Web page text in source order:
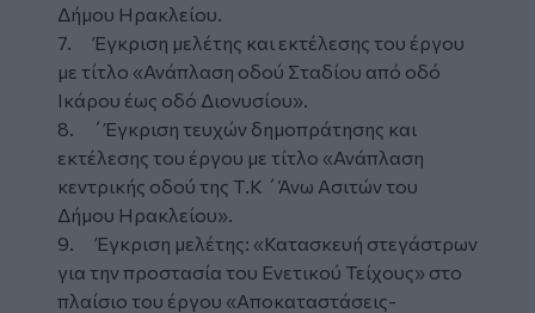
Δήμου Ηρακλείου.
7. Έγκριση μελέτης και εκτέλεσης του έργου
με τίτλο «Ανάπλαση οδού Σταδίου από οδό
Ικάρου έως οδό Διονυσίου».
8. ΄Έγκριση τευχών δημοπράτησης και
εκτέλεσης του έργου με τίτλο «Ανάπλαση
κεντρικής οδού της Τ.Κ ΄Άνω Ασιτών του
Δήμου Ηρακλείου».
9. Έγκριση μελέτης: «Κατασκευή στεγάστρων
για την προστασία του Ενετικού Τείχους» στο
πλαίσιο του έργου «Αποκαταστάσεις-